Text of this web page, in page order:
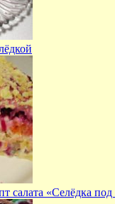
салата «Селёдка